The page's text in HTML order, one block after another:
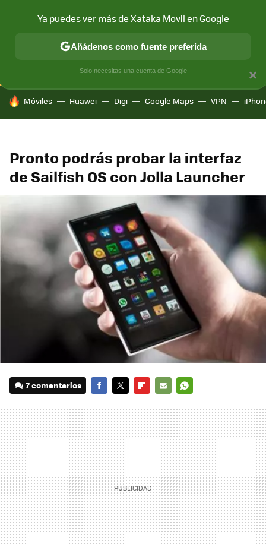
CONECTIVIDAD MÓVIL Y SOCIEDAD APLICACIONES
HOY SE HABLA DE
Móviles Huawei Digi Google Maps VPN
Pronto podrás probar la interfaz
de Sailfish OS con Jolla Launcher
7 comentarios
MAIL
×
Ya puedes ver más de Xataka Movil en Google
Añádenos como fuente preferida
Solo necesitas una cuenta de Google